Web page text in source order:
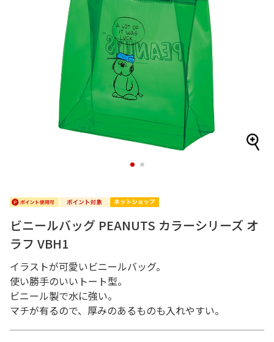
1 2
ビニールバッグ PEANUTS カラーシリーズ オ
ラフ VBH1
イラストが可愛いビニールバッグ。
使い勝手のいいトート型。
ビニール製で水に強い。
マチが有るので、厚みのあるものも入れやすい。